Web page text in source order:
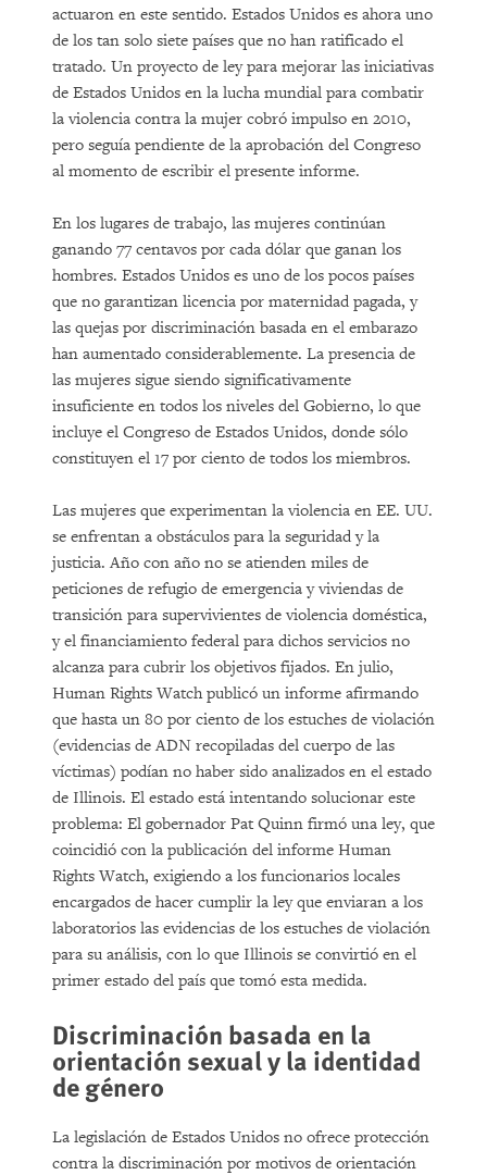
actuaron en este sentido. Estados Unidos es ahora uno
de los tan solo siete países que no han ratificado el
tratado. Un proyecto de ley para mejorar las iniciativas
de Estados Unidos en la lucha mundial para combatir
la violencia contra la mujer cobró impulso en 2010,
pero seguía pendiente de la aprobación del Congreso
al momento de escribir el presente informe.
En los lugares de trabajo, las mujeres continúan
ganando 77 centavos por cada dólar que ganan los
hombres. Estados Unidos es uno de los pocos países
que no garantizan licencia por maternidad pagada, y
las quejas por discriminación basada en el embarazo
han aumentado considerablemente. La presencia de
las mujeres sigue siendo significativamente
insuficiente en todos los niveles del Gobierno, lo que
incluye el Congreso de Estados Unidos, donde sólo
constituyen el 17 por ciento de todos los miembros.
Las mujeres que experimentan la violencia en EE. UU.
se enfrentan a obstáculos para la seguridad y la
justicia. Año con año no se atienden miles de
peticiones de refugio de emergencia y viviendas de
transición para supervivientes de violencia doméstica,
y el financiamiento federal para dichos servicios no
alcanza para cubrir los objetivos fijados. En julio,
Human Rights Watch publicó un informe afirmando
que hasta un 80 por ciento de los estuches de violación
(evidencias de ADN recopiladas del cuerpo de las
víctimas) podían no haber sido analizados en el estado
de Illinois. El estado está intentando solucionar este
problema: El gobernador Pat Quinn firmó una ley, que
coincidió con la publicación del informe Human
Rights Watch, exigiendo a los funcionarios locales
encargados de hacer cumplir la ley que enviaran a los
laboratorios las evidencias de los estuches de violación
para su análisis, con lo que Illinois se convirtió en el
primer estado del país que tomó esta medida.
Discriminación basada en la
orientación sexual y la identidad
de género
La legislación de Estados Unidos no ofrece protección
contra la discriminación por motivos de orientación